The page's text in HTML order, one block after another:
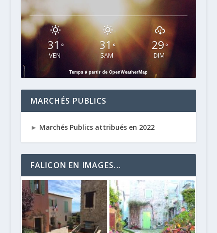
31 °
VEN
31°
SAM
29°
DIM
Temps à partir de OpenWeatherMap
MARCHÉS PUBLICS
► Marchés Publics attribués en 2022
FALICON EN IMAGES…